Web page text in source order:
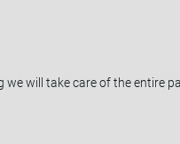
will take care of the entire